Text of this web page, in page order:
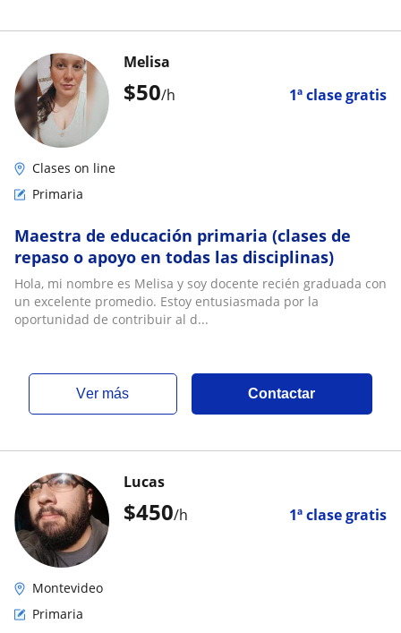
$50/h 1ª clase gratis
Melisa
Clases on line
Primaria
Maestra de educación primaria (clases de
repaso o apoyo en todas las disciplinas)
Hola, mi nombre es Melisa y soy docente recién graduada con
un excelente promedio. Estoy entusiasmada por la
oportunidad de contribuir al d...
ver más Contactar
$450/h 1ª clase gratis
Lucas
Montevideo
Primaria